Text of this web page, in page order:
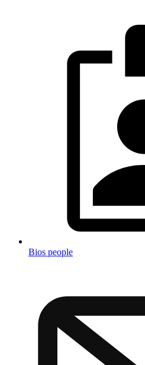
Bios people